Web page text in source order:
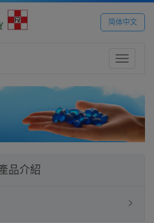
简体中文
Toggle
品介紹